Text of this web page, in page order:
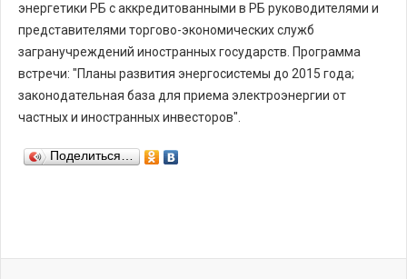
энергетики РБ с аккредитованными в РБ руководителями и
представителями торгово-экономических служб
загранучреждений иностранных государств. Программа
встречи: "Планы развития энергосистемы до 2015 года;
законодательная база для приема электроэнергии от
частных и иностранных инвесторов".
Поделиться…